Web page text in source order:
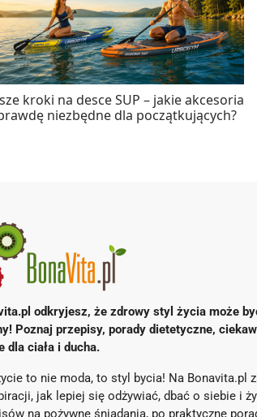
kroki na desce SUP – jakie akcesoria
niezbędne dla początkujących?
odkryjesz, że zdrowy styl życia może
Poznaj przepisy, porady dietetyczne,
dla ciała i ducha.
to nie moda, to styl bycia! Na Bonavita.pl
jak lepiej się odżywiać, dbać o siebie i
na pożywne śniadania, po praktyczne